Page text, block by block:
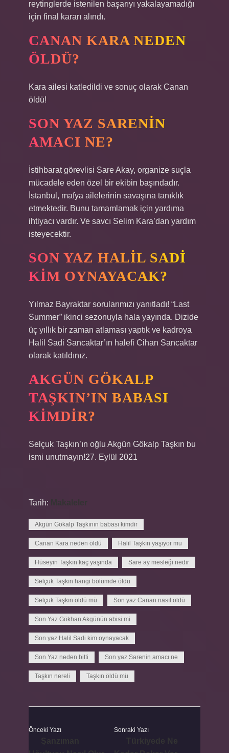
reytinglerde istenilen başarıyı yakalayamadığı
için final kararı alındı.
CANAN KARA NEDEN
ÖLDÜ?
Kara ailesi katledildi ve sonuç olarak Canan
öldü!
SON YAZ SARENIN
AMACI NE?
İstihbarat görevlisi Sare Akay, organize suçla
mücadele eden özel bir ekibin başındadır.
İstanbul, mafya ailelerinin savaşına tanıklık
etmektedir. Bunu tamamlamak için yardıma
ihtiyacı vardır. Ve savcı Selim Kara’dan yardım
isteyecektir.
SON YAZ HALIL SADI
KIM OYNAYACAK?
Yılmaz Bayraktar sorularımızı yanıtladı! “Last
Summer” ikinci sezonuyla hala yayında. Dizide
üç yıllık bir zaman atlaması yaptık ve kadroya
Halil Sadi Sancaktar’ın halefi Cihan Sancaktar
olarak katıldınız.
AKGÜN GÖKALP
TAŞKIN’IN BABASI
KIMDIR?
Selçuk Taşkın’ın oğlu Akgün Gökalp Taşkın bu
ismi unutmayın!27. Eylül 2021
Tarih:
Akgün Gökalp Taşkının babası kimdir
Canan Kara neden öldü Halil Taşkın yaşıyor mu
Hüseyin Taşkın kaç yaşında Sare ay mesleği nedir
Selçuk Taşkın hangi bölümde öldü
Selçuk Taşkın öldü mü Son yaz Canan nasıl öldü
Son Yaz Gökhan Akgünün abisi mi
Son yaz Halil Sadi kim oynayacak
Son Yaz neden bitti Son yaz Sarenin amacı ne
Taşkın nereli Taşkın öldü mü
Önceki Yazı Sonraki Yazı